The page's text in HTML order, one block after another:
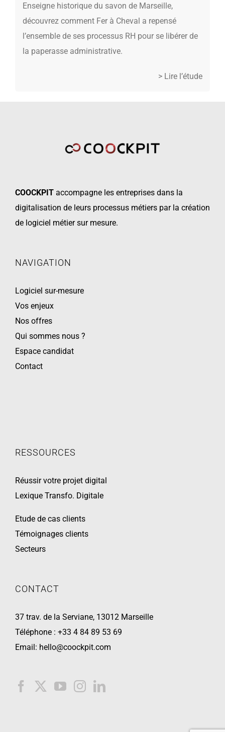
Enseigne historique du savon de Marseille,
découvrez comment Fer à Cheval a repensé
l’ensemble de ses processus RH pour se libérer de
la paperasse administrative.
> Lire l’étude
COOCKPIT accompagne les entreprises dans la
digitalisation de leurs processus métiers par la création
de logiciel métier sur mesure.
NAVIGATION
Logiciel sur-mesure
Vos enjeux
Nos offres
Qui sommes nous ?
Espace candidat
Contact
RESSOURCES
Réussir votre projet digital
Lexique Transfo. Digitale
Etude de cas clients
Témoignages clients
Secteurs
CONTACT
37 trav. de la Serviane, 13012 Marseille
Téléphone : +33 4 84 89 53 69
Email: hello@coockpit.com